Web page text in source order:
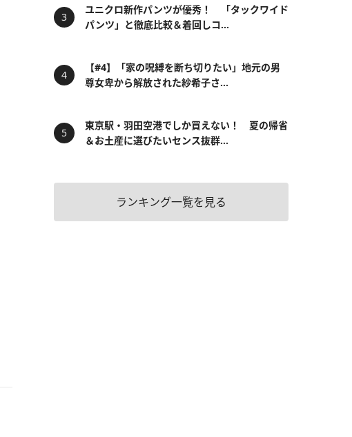
ユニクロ新作パンツが優秀！ 「タックワイド
パンツ」と徹底比較＆着回しコ...
【#4】「家の呪縛を断ち切りたい」地元の男
尊女卑から解放された紗希子さ...
東京駅・羽田空港でしか買えない！ 夏の帰省
＆お土産に選びたいセンス抜群...
ランキング一覧を見る